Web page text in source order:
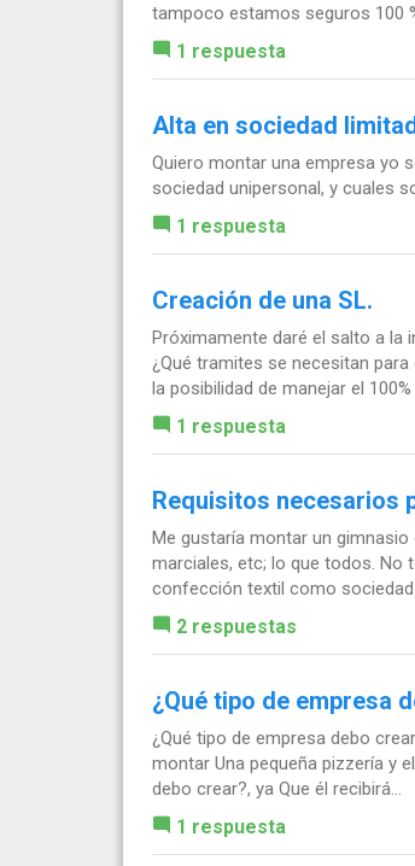
tampoco estamos seguros 100
1 respuesta
Alta en sociedad
Quiero montar una empresa yo
sociedad unipersonal, y cuales
1 respuesta
Creación de una SL.
Próximamente daré el salto a la
¿Qué tramites se necesitan
la posibilidad de manejar el 100%
1 respuesta
Requisitos necesarios
Me gustaría montar un
marciales, etc; lo que todos. No
confección textil como sociedad
2 respuestas
¿Qué tipo de empresa
¿Qué tipo de empresa debo
montar Una pequeña pizzería y
debo crear?, ya Que él recibirá...
1 respuesta